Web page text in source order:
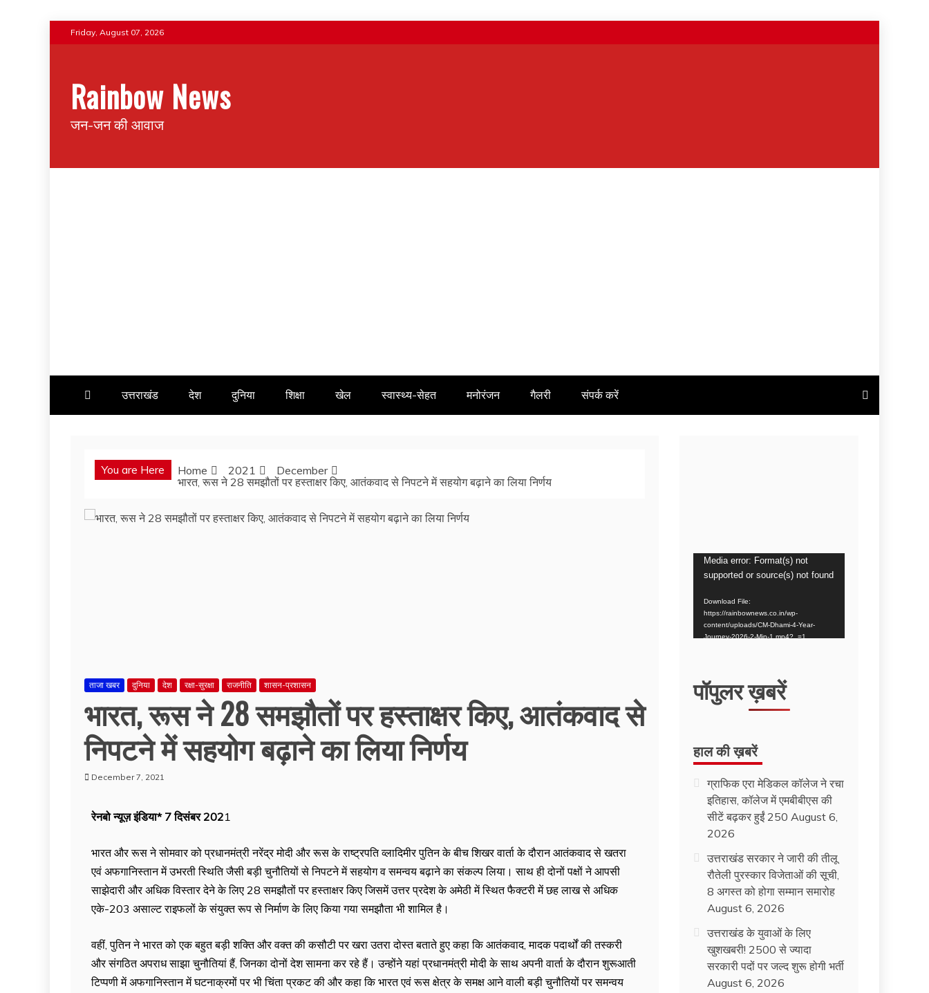
Friday, August 07, 2026
Rainbow News
जन-जन की आवाज
उत्तराखंड देश दुनिया शिक्षा खेल स्वास्थ्य-सेहत मनोरंजन गैलरी संपर्क करें
You are Here Home 2021
December
भारत, रूस ने 28 समझौतों पर हस्ताक्षर किए, आतंकवाद से निपटने में सहयोग बढ़ाने का लिया निर्णय
ताजा खबर दुनिया देश रक्षा-सुरक्षा राजनीति शासन-प्रशासन
भारत, रूस ने 28 समझौतों पर हस्ताक्षर किए, आतंकवाद से
निपटने में सहयोग बढ़ाने का लिया निर्णय
December 7, 2021
रेनबो न्यूज़ इंडिया* 7 दिसंबर 2021
भारत और रूस ने सोमवार को प्रधानमंत्री नरेंद्र मोदी और रूस के राष्ट्रपति व्लादिमीर पुतिन के बीच शिखर वार्ता के दौरान आतंकवाद से खतरा
एवं अफगानिस्तान में उभरती स्थिति जैसी बड़ी चुनौतियों से निपटने में सहयोग व समन्वय बढ़ाने का संकल्प लिया। साथ ही दोनों पक्षों ने आपसी
साझेदारी और अधिक विस्तार देने के लिए 28 समझौतों पर हस्ताक्षर किए जिसमें उत्तर प्रदेश के अमेठी में स्थित फैक्टरी में छह लाख से अधिक
एके-203 असाल्ट राइफलों के संयुक्त रूप से निर्माण के लिए किया गया समझौता भी शामिल है।
वहीं, पुतिन ने भारत को एक बहुत बड़ी शक्ति और वक्त की कसौटी पर खरा उतरा दोस्त बताते हुए कहा कि आतंकवाद, मादक पदार्थों की तस्करी
और संगठित अपराध साझा चुनौतियां हैं, जिनका दोनों देश सामना कर रहे हैं। उन्होंने यहां प्रधानमंत्री मोदी के साथ अपनी वार्ता के दौरान शुरूआती
टिप्पणी में अफगानिस्तान में घटनाक्रमों पर भी चिंता प्रकट की और कहा कि भारत एवं रूस क्षेत्र के समक्ष आने वाली बड़ी चुनौतियों पर समन्वय
Video
Player
Media error: Format(s) not
supported or source(s) not found
Download File:
https://rainbownews.co.in/wp-
content/uploads/CM-Dhami-4-Year-
Journey-2026-2-Min-1.mp4?_=1
पॉपुलर ख़बरें
हाल की ख़बरें
ग्राफिक एरा मेडिकल कॉलेज ने रचा
इतिहास, कॉलेज में एमबीबीएस की
सीटें बढ़कर हुईं 250 August 6,
2026
उत्तराखंड सरकार ने जारी की तीलू
रौतेली पुरस्कार विजेताओं की सूची,
8 अगस्त को होगा सम्मान समारोह
August 6, 2026
उत्तराखंड के युवाओं के लिए
खुशखबरी! 2500 से ज्यादा
सरकारी पदों पर जल्द शुरू होगी भर्ती
August 6, 2026